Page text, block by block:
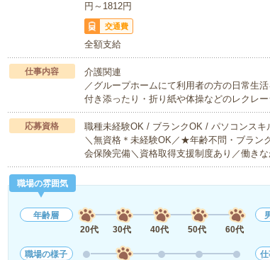
円～1812円
交通費
全額支給
仕事内容
介護関連
／グループホームにて利用者の方の日常生
付き添ったり・折り紙や体操などのレクレ
応募資格
職種未経験OK / ブランクOK / パソコンスキ
＼無資格＊未経験OK／★年齢不問・ブラ
会保険完備＼資格取得支援制度あり／働き
職場の雰囲気
年齢層
20代
30代 40代 50代 60代
職場の様子